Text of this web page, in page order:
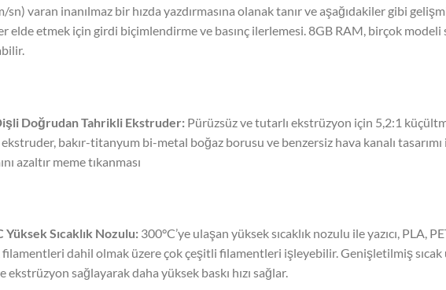
sn) varan inanılmaz bir hızda yazdırmasına olanak tanır ve aşağıdakiler gibi
elde etmek için girdi biçimlendirme ve basınç ilerlemesi. 8GB RAM, birçok modeli
Doğrudan Tahrikli Ekstruder: Pürüzsüz ve tutarlı ekstrüzyon için 5,2:1
bakır-titanyum bi-metal boğaz borusu ve benzersiz hava kanalı tasarımı
azaltır meme tıkanması
Yüksek Sıcaklık Nozulu: 300°C’ye ulaşan yüksek sıcaklık nozulu ile yazıcı, PLA,
filamentleri dahil olmak üzere çok çeşitli filamentleri işleyebilir. Genişletilmiş sıcak
ekstrüzyon sağlayarak daha yüksek baskı hızı sağlar.